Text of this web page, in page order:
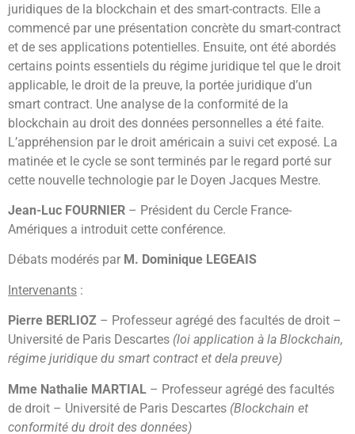
juridiques de la blockchain et des smart-contracts. Elle a
commencé par une présentation concrète du smart-contract
et de ses applications potentielles. Ensuite, ont été abordés
certains points essentiels du régime juridique tel que le droit
applicable, le droit de la preuve, la portée juridique d’un
smart contract. Une analyse de la conformité de la
blockchain au droit des données personnelles a été faite.
L’appréhension par le droit américain a suivi cet exposé. La
matinée et le cycle se sont terminés par le regard porté sur
cette nouvelle technologie par le Doyen Jacques Mestre.
Jean-Luc FOURNIER – Président du Cercle France-
Amériques a introduit cette conférence.
Débats modérés par M. Dominique LEGEAIS
Intervenants :
Pierre BERLIOZ – Professeur agrégé des facultés de droit –
Université de Paris Descartes (loi application à la Blockchain,
régime juridique du smart contract et dela preuve)
Mme Nathalie MARTIAL – Professeur agrégé des facultés
de droit – Université de Paris Descartes (Blockchain et
conformité du droit des données)